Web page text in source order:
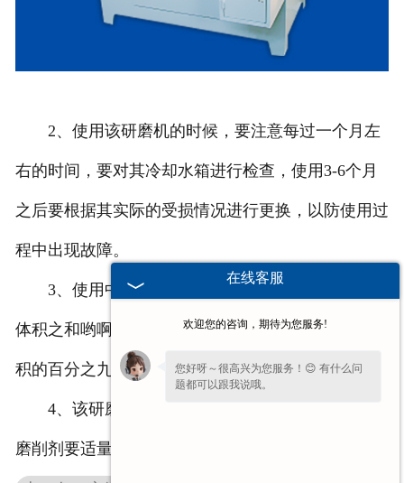
2、使用该研磨机的时候，要注意每过一个月左
右的时间，要对其冷却水箱进行检查，使用3-6个月
之后要根据其实际的受损情况进行更换，以防使用过
程中出现故障。
3、使用中心孔研磨机时要注意其零件和模具的
体积之和哟啊在一定的范围内，不能超过料斗整体体
积的百分之九十。
4、该研磨机的加工过程要注意留意，加水量和
磨削剂要适量，以保证更好的使用效果。
在线客服
欢迎您的咨询，期待为您服务!
您好呀～很高兴为您服务！😊 有什么问
题都可以跟我说哦。